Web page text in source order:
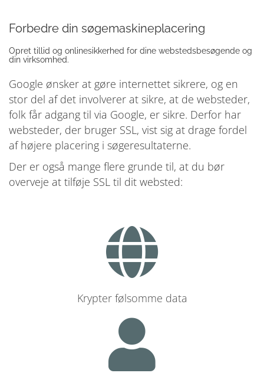
Forbedre din søgemaskineplacering
Opret tillid og onlinesikkerhed for dine webstedsbesøgende og
din virksomhed.
Google ønsker at gøre internettet sikrere, og en
stor del af det involverer at sikre, at de websteder,
folk får adgang til via Google, er sikre. Derfor har
websteder, der bruger SSL, vist sig at drage fordel
af højere placering i søgeresultaterne.
Der er også mange flere grunde til, at du bør
overveje at tilføje SSL til dit websted:
Krypter følsomme data